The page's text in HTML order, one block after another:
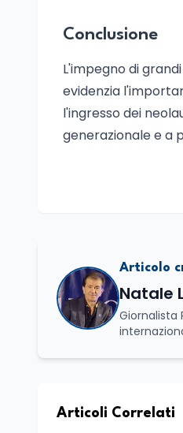
Conclusione
L'impegno di
evidenzia
l'ingresso dei
generazionale e a
Articolo
Natale
Giornalista
unico di
Articoli Correlati